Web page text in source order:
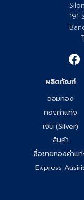
191
ผลิตภัณฑ์
ออมทอง
ทองคำแท่ง
เงิน (Silver)
สินค้า
ซื้อขายทองคำแ
Express